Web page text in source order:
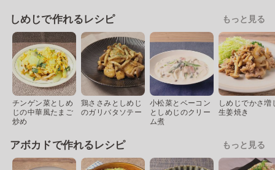
しめじで作れるレシピ もっと見る
チンゲン菜としめ
じの中華風たまご
炒め
鶏ささみとしめじ
のガリバタソテー
小松菜とベーコン
としめじのクリー
ム煮
しめじでかさ増
生姜焼き
アボカドで作れるレシピ もっと見る